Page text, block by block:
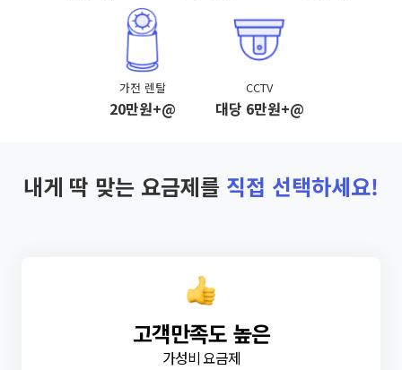
가전 렌탈
20만원+@
CCTV
대당 6만원+@
내게 딱 맞는 요금제를 직접 선택하세요!
고객만족도 높은
가성비 요금제